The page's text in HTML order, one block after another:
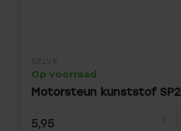
SELVE
Op voorraad
Motorsteun kunststof SP2
5,95